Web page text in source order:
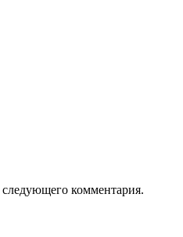
следующего комментария.